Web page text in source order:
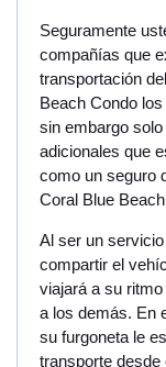
Seguramente
compañías que
transportación
Beach Condo
sin embargo
adicionales que
como un seguro
Coral Blue
Al ser un
compartir el
viajará a su
a los demás. En
su furgoneta le
transporte desde